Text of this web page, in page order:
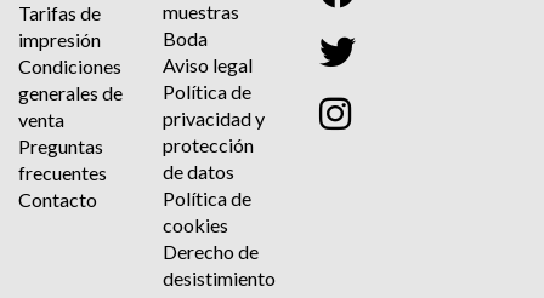
Tarifas de
impresión
Condiciones
generales de
venta
Preguntas
frecuentes
Contacto
muestras
Boda
Aviso legal
Política de
privacidad y
protección
de datos
Política de
cookies
Derecho de
desistimiento